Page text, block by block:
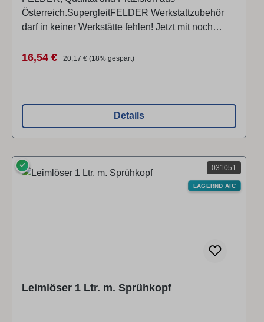
Österreich.SupergleitFELDER Werkstattzubehör
darf in keiner Werkstätte fehlen! Jetzt mit noch
die Gleitfähigkeit beim Hobeln und enthält keine
gewährleistet.Die Sprühflasche kann aus der 3-
Liter-Nachfüllpackung befüllt werden.
Verkaufspreis:
16,54 € Regulärer Preis:
20,17 € (18% gespart)
Details
031051
✓
LAGERND AIC
Leimlöser 1 Ltr. m. Sprühkopf